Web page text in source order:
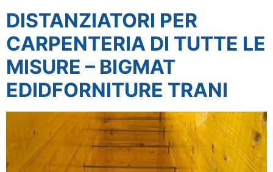
DISTANZIATORI PER
CARPENTERIA DI TUTTE LE
MISURE – BIGMAT
EDIDFORNITURE TRANI